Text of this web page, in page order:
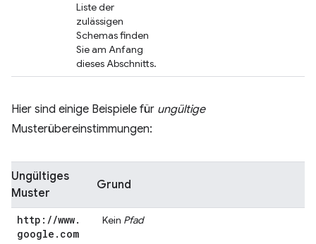
Liste der
zulässigen
Schemas finden
Sie am Anfang
dieses Abschnitts.
Hier sind einige Beispiele für ungültige
Musterübereinstimmungen:
Ungültiges
Muster
Grund
http: //www.
google . com
Kein Pfad